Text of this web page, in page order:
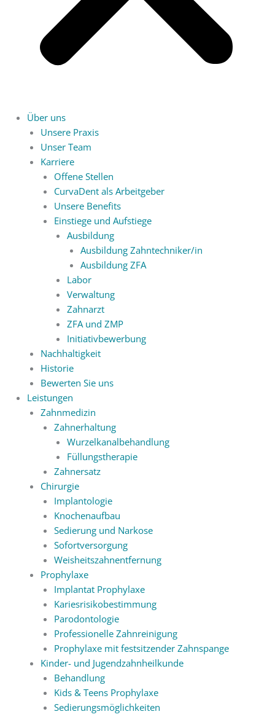
Über uns
Unsere Praxis
Unser Team
Karriere
Offene Stellen
CurvaDent als Arbeitgeber
Unsere Benefits
Einstiege und Aufstiege
Ausbildung
Ausbildung Zahntechniker/in
Ausbildung ZFA
Labor
Verwaltung
Zahnarzt
ZFA und ZMP
Initiativbewerbung
Nachhaltigkeit
Historie
Bewerten Sie uns
Leistungen
Zahnmedizin
Zahnerhaltung
Wurzelkanalbehandlung
Füllungstherapie
Zahnersatz
Chirurgie
Implantologie
Knochenaufbau
Sedierung und Narkose
Sofortversorgung
Weisheitszahnentfernung
Prophylaxe
Implantat Prophylaxe
Kariesrisikobestimmung
Parodontologie
Professionelle Zahnreinigung
Prophylaxe mit festsitzender Zahnspange
Kinder- und Jugendzahnheilkunde
Behandlung
Kids & Teens Prophylaxe
Sedierungsmöglichkeiten